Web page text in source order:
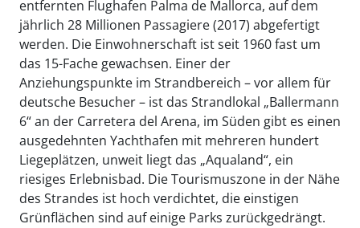
entfernten Flughafen Palma de Mallorca, auf dem
jährlich 28 Millionen Passagiere (2017) abgefertigt
werden. Die Einwohnerschaft ist seit 1960 fast um
das 15-Fache gewachsen. Einer der
Anziehungspunkte im Strandbereich – vor allem für
deutsche Besucher – ist das Strandlokal „Ballermann
6“ an der Carretera del Arena, im Süden gibt es einen
ausgedehnten Yachthafen mit mehreren hundert
Liegeplätzen, unweit liegt das „Aqualand“, ein
riesiges Erlebnisbad. Die Tourismuszone in der Nähe
des Strandes ist hoch verdichtet, die einstigen
Grünflächen sind auf einige Parks zurückgedrängt.